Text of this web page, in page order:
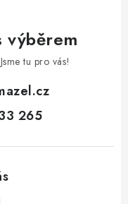
výběrem
tu pro vás!
265